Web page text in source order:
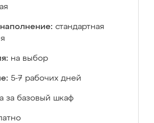
стандартная
на выбор
5-7 рабочих дней
за базовый шкаф